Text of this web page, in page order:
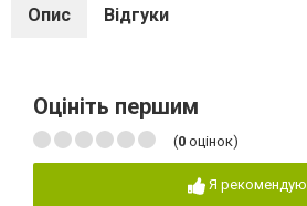
Опис Відгуки
Оцініть першим
(0 оцінок)
Я рекомендую